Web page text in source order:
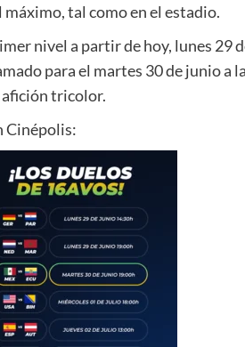
tal como en el estadio.
nivel a partir de hoy, lunes 29
para el martes 30 de junio
afición tricolor.
Cinépolis: